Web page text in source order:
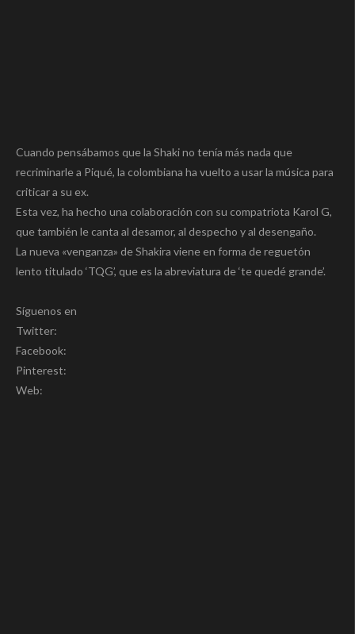
Cuando pensábamos que la Shaki no tenía más nada que
recriminarle a Piqué, la colombiana ha vuelto a usar la música para
criticar a su ex.
Esta vez, ha hecho una colaboración con su compatriota Karol G,
que también le canta al desamor, al despecho y al desengaño.
La nueva «venganza» de Shakira viene en forma de reguetón
lento titulado ‘TQG’, que es la abreviatura de ‘te quedé grande’.
Síguenos en
Twitter:
Facebook:
Pinterest:
Web: